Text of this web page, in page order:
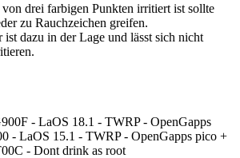
drei farbigen Punkten irritiert ist sollte
zu Rauchzeichen greifen.
ist dazu in der Lage und lässt sich nicht
- LaOS 18.1 - TWRP - OpenGapps
- LaOS 15.1 - TWRP - OpenGapps pico +
- Dont drink as root